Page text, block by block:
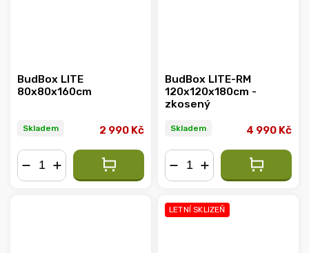
BudBox LITE
80x80x160cm
Skladem 2 990 Kč
BudBox LITE-RM
120x120x180cm -
zkosený
Skladem 4 990 Kč
LETNÍ SKLIZEŇ